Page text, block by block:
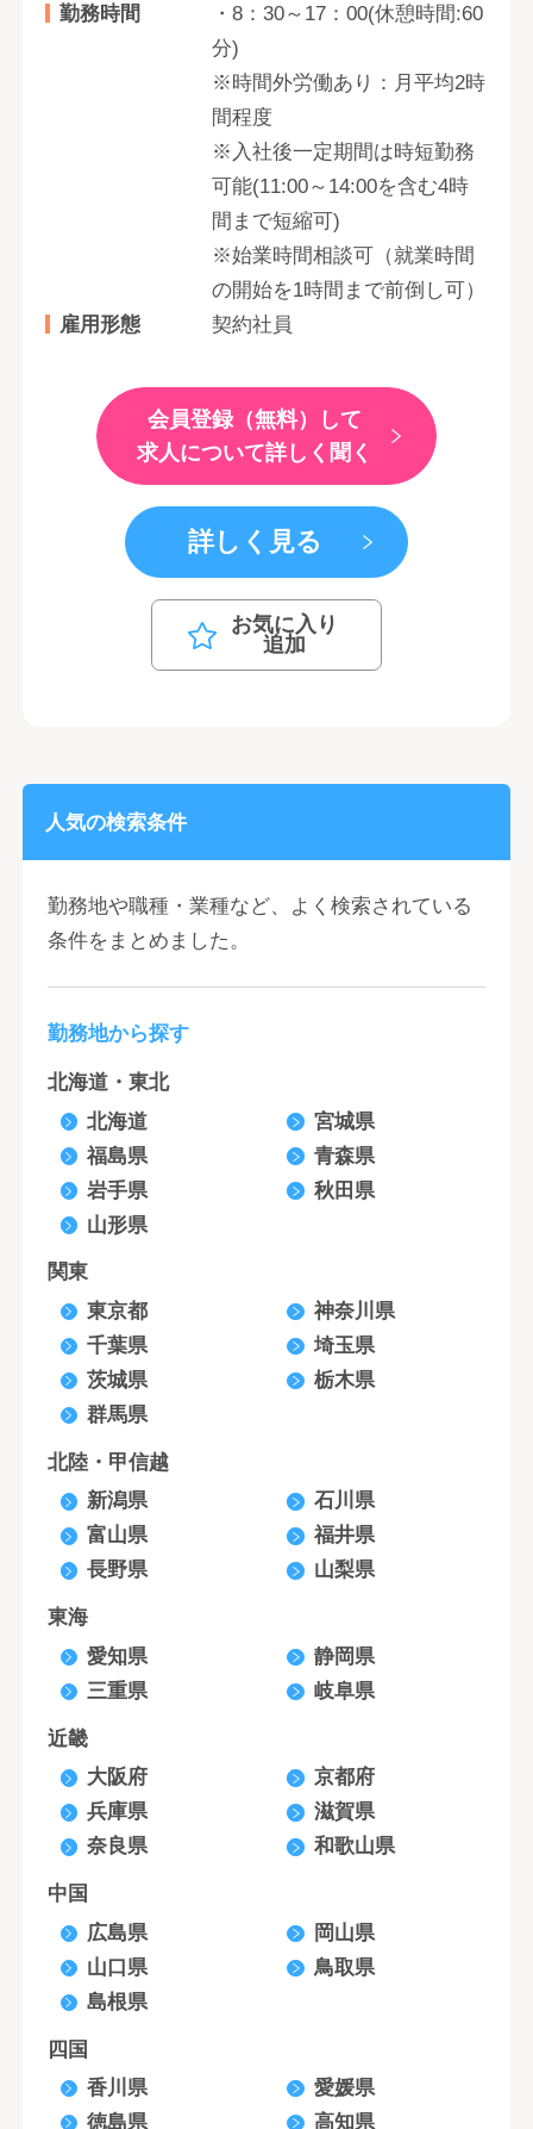
勤務時間
・8：30～17：00(休憩時間:60
分)
※時間外労働あり：月平均2時
間程度
※入社後一定期間は時短勤務
可能(11:00～14:00を含む4時
間まで短縮可)
※始業時間相談可（就業時間
の開始を1時間まで前倒し可）
雇用形態
契約社員
会員登録（無料）して
求人について詳しく聞く
詳しく見る
お気に入り
追加
人気の検索条件
勤務地や職種・業種など、よく検索されている
条件をまとめました。
勤務地から探す
北海道・東北
北海道
宮城県
福島県
青森県
岩手県
秋田県
山形県
関東
東京都
神奈川県
千葉県
埼玉県
茨城県
栃木県
群馬県
北陸・甲信越
新潟県
石川県
富山県
福井県
長野県
山梨県
東海
愛知県
静岡県
三重県
岐阜県
近畿
大阪府
京都府
兵庫県
滋賀県
奈良県
和歌山県
中国
広島県
岡山県
山口県
鳥取県
島根県
四国
香川県
愛媛県
徳島県
高知県